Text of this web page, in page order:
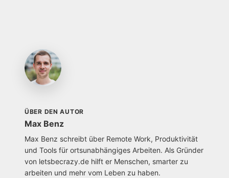
ÜBER DEN AUTOR
Max Benz
Max Benz schreibt über Remote Work, Produktivität
und Tools für ortsunabhängiges Arbeiten. Als Gründer
von letsbecrazy.de hilft er Menschen, smarter zu
arbeiten und mehr vom Leben zu haben.